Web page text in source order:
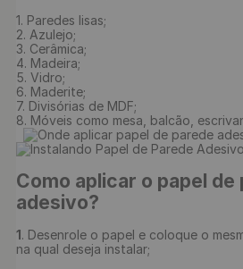
1. Paredes lisas;
2. Azulejo;
3. Cerâmica;
4. Madeira;
5. Vidro;
6. Maderite;
7. Divisórias de MDF;
8. Móveis como mesa, balcão,
Como aplicar o papel de
adesivo?
1. Desenrole o papel e coloque o
na qual deseja instalar;